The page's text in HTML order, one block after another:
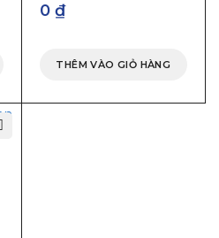
0₫
THÊM VÀO GIỎ HÀNG